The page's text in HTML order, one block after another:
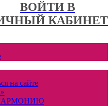
ВОЙТИ В
КАБИНЕТ
на сайте